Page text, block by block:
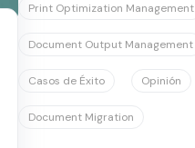
Print Optimization Management
Document Output Management
Casos de Éxito Opinión
Document Migration